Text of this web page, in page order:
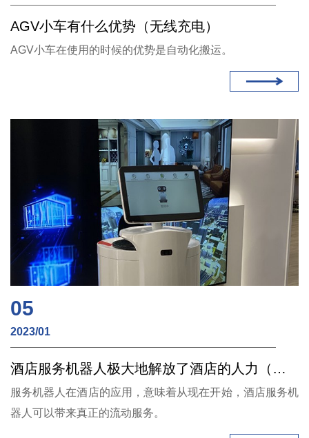
AGV小车有什么优势（无线充电）
AGV小车在使用的时候的优势是自动化搬运。
05
2023/01
酒店服务机器人极大地解放了酒店的人力（无线充电）
服务机器人在酒店的应用，意味着从现在开始，酒店服务机
器人可以带来真正的流动服务。